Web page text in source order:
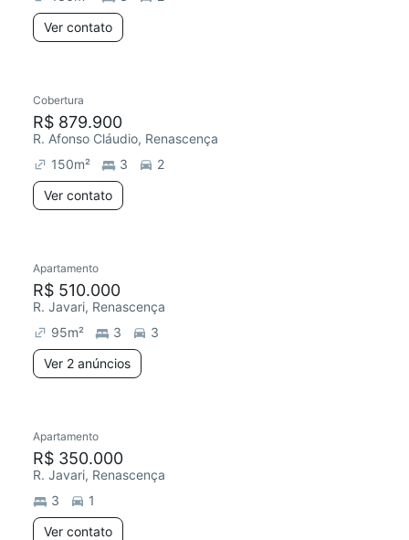
Ver contato
Cobertura
R$ 879.900
R. Afonso Cláudio, Renascença
150m² 3
2
Ver contato
Apartamento
R$ 510.000
R. Javari, Renascença
95m² 3
3
Ver 2 anúncios
Apartamento
R$ 350.000
R. Javari, Renascença
3
1
Ver contato